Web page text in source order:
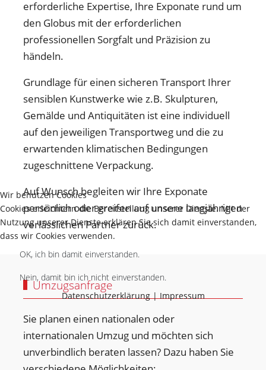
erforderliche Expertise, Ihre Exponate rund um
den Globus mit der erforderlichen
professionellen Sorgfalt und Präzision zu
händeln.
Grundlage für einen sicheren Transport Ihrer
sensiblen Kunstwerke wie z.B. Skulpturen,
Gemälde und Antiquitäten ist eine individuell
auf den jeweiligen Transportweg und die zu
erwartenden klimatischen Bedingungen
zugeschnittene Verpackung.
Auf Wunsch begleiten wir Ihre Exponate
persönlich oder greifen auf unsere langjährigen
verlässlichen Partner zurück.
Umzugsanfrage
Sie planen einen nationalen oder
internationalen Umzug und möchten sich
unverbindlich beraten lassen? Dazu haben Sie
Wir benutzen Cookies
Cookies erleichtern die Bereitstellung unserer Dienste. Mit der
Nutzung unserer Dienste erklären Sie sich damit einverstanden,
dass wir Cookies verwenden.
OK, ich bin damit einverstanden.
Nein, damit bin ich nicht einverstanden.
Datenschutzerklärung|Impressum